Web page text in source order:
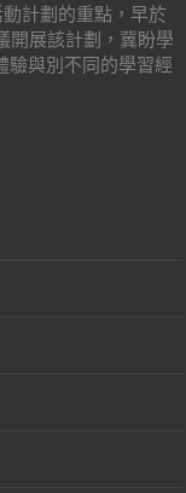
動計劃的重點，早於
開展該計劃，冀盼學
驗與別不同的學習經